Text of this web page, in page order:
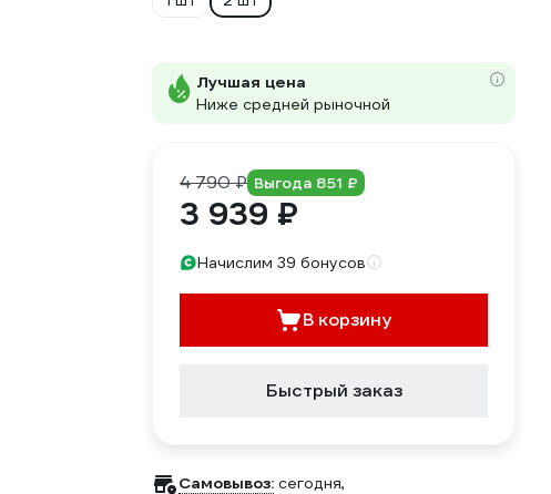
Лучшая цена
Ниже средней рыночной
4 790 ₽ Выгода 851 ₽
3 939 ₽
Начислим 39 бонусов
В корзину
Быстрый заказ
Самовывоз: сегодня,